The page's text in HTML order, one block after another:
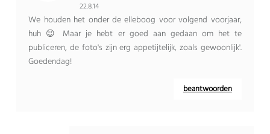
22.8.14
We houden het onder de elleboog voor volgend voorjaar,
huh 😉 Maar je hebt er goed aan gedaan om het te
publiceren, de foto's zijn erg appetijtelijk, zoals gewoonlijk'.
Goedendag!
beantwoorden